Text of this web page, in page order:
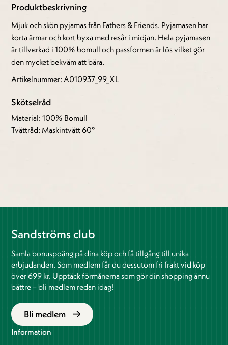
Produktbeskrivning
Mjuk och skön pyjamas från Fathers & Friends. Pyjamasen har
korta ärmar och kort byxa med resår i midjan. Hela pyjamasen
är tillverkad i 100% bomull och passformen är lös vilket gör
den mycket bekväm att bära.
Artikelnummer: A010937_99_XL
Skötselråd
Material: 100% Bomull
Tvättråd: Maskintvätt 60°
Sandströms club
Samla bonuspoäng på dina köp och få tillgång till unika
erbjudanden. Som medlem får du dessutom fri frakt vid köp
över 699 kr. Upptäck förmånerna som gör din shopping ännu
bättre – bli medlem redan idag!
Bli medlem
Information